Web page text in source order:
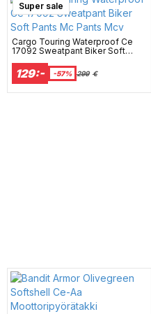
Super sale
Cargo Touring Waterproof Ce
17092 Sweatpant Biker Soft
129:- -57% 299 €